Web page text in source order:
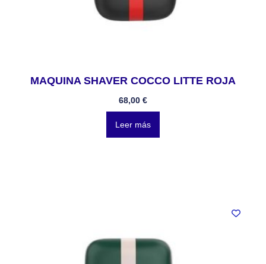
MAQUINA SHAVER COCCO LITTE ROJA
68,00 €
Leer más